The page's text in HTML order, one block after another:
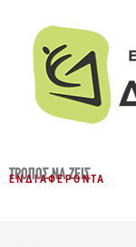
ΤΡΌΠΟΣ ΝΑ ΖΕΙΣ
ΕΝΔΙΑΦΈΡΟΝΤΑ